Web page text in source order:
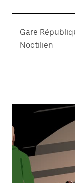
Gare
Noctilien